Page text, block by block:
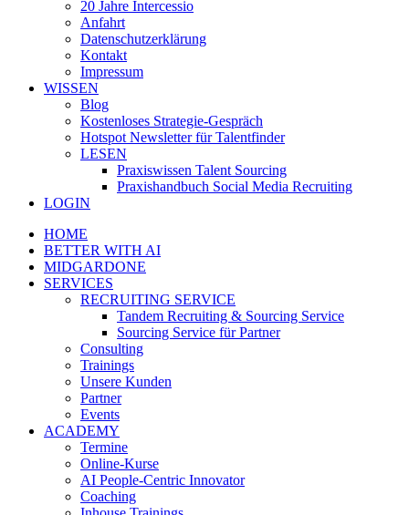
20 Jahre Intercessio
Anfahrt
Datenschutzerklärung
Kontakt
Impressum
WISSEN
Blog
Kostenloses Strategie-Gespräch
Hotspot Newsletter für Talentfinder
LESEN
Praxiswissen Talent Sourcing
Praxishandbuch Social Media Recruiting
LOGIN
HOME
BETTER WITH AI
MIDGARDONE
SERVICES
RECRUITING SERVICE
Tandem Recruiting & Sourcing Service
Sourcing Service für Partner
Consulting
Trainings
Unsere Kunden
Partner
Events
ACADEMY
Termine
Online-Kurse
AI People-Centric Innovator
Coaching